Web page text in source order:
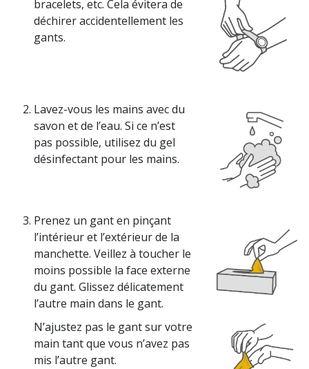
bracelets, etc. Cela évitera de
déchirer accidentellement les
gants.
Lavez-vous les mains avec du
savon et de l’eau. Si ce n’est
pas possible, utilisez du gel
désinfectant pour les mains.
Prenez un gant en pinçant
l’intérieur et l’extérieur de la
manchette. Veillez à toucher le
moins possible la face externe
du gant. Glissez délicatement
l’autre main dans le gant.
N’ajustez pas le gant sur votre
main tant que vous n’avez pas
mis l’autre gant.